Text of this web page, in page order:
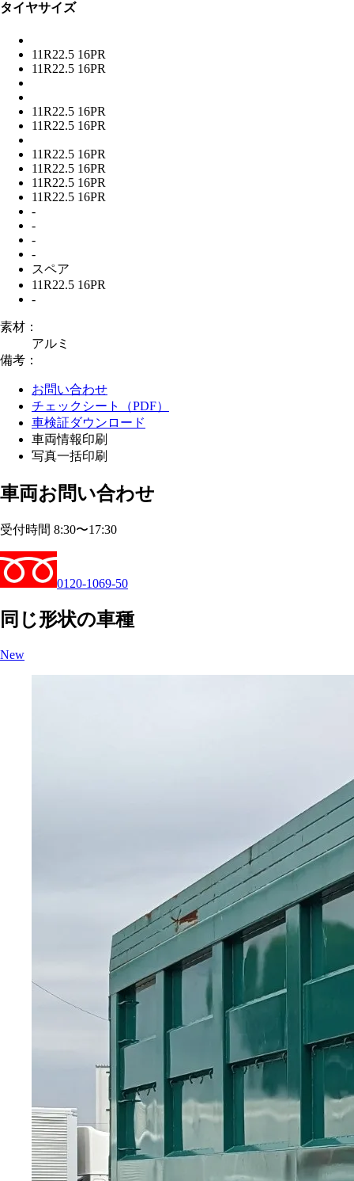
タイヤサイズ
11R22.5 16PR
11R22.5 16PR
11R22.5 16PR
11R22.5 16PR
11R22.5 16PR
11R22.5 16PR
11R22.5 16PR
11R22.5 16PR
-
-
-
-
スペア
11R22.5 16PR
-
素材：
アルミ
備考：
お問い合わせ
チェックシート（PDF）
車検証ダウンロード
車両情報印刷
写真一括印刷
車両お問い合わせ
受付時間 8:30〜17:30
0120-1069-50
同じ形状の車種
New